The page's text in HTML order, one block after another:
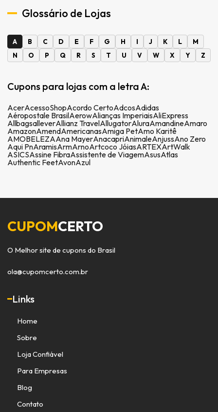
Glossário de Lojas
A B C D E F G H I J K L
M
N
O P Q R S T U V W X Y Z
Cupons para lojas com a letra A:
AcerAcessoShopAcordo CertoAdcosAdidas
Aéropostale BrasilAerowAlianças ImperiaisAliExpress
AllbagsalleverAllianz TravelAllugatorAluraAmandineAmaro
AmazonAmendAmericanasAmiga PetAmo Karitê
AMOBELEZAAna MayerAnacapriAnimaleAnjussAno Zero
Aqui PnAramisArmArnoArtcoco JóiasARTEXArtWalk
ASICSAssine FibraAssistente de ViagemAsusAtlas
Authentic FeetAvonAzul
CUPOMCERTO
O Melhor site de cupons do Brasil
ola@cupomcerto.com.br
Links
Home
Sobre
Loja Confiável
Para Empresas
Blog
Contato